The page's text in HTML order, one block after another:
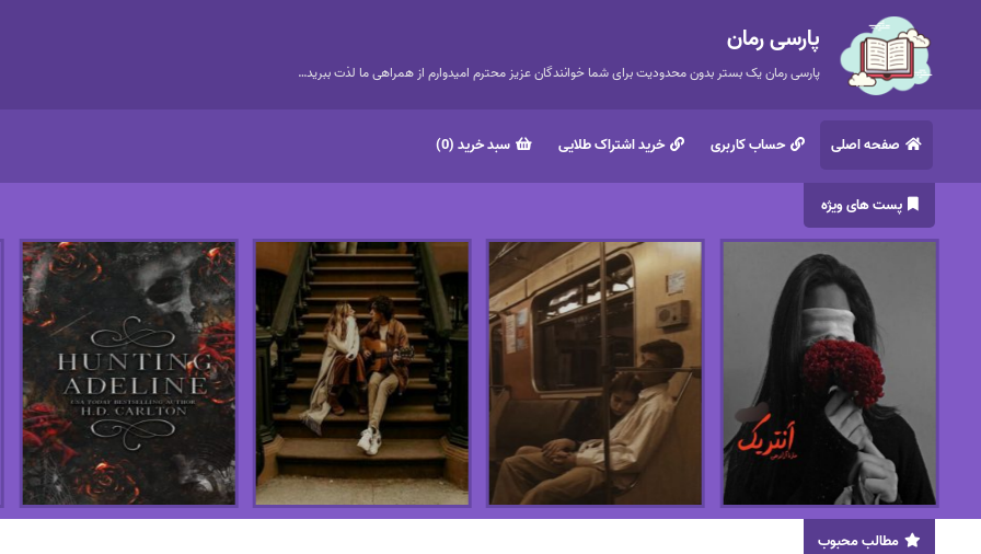
پارسی رمان
پارسی رمان یک بستر بدون محدودیت برای شما خوانندگان عزیز محترم امیدوارم از همراهی ما لذت ببرید…
صفحه اصلی حساب کاربری خرید اشتراک طلایی سبد خرید (0)
پست های ویژه
مطالب محبوب